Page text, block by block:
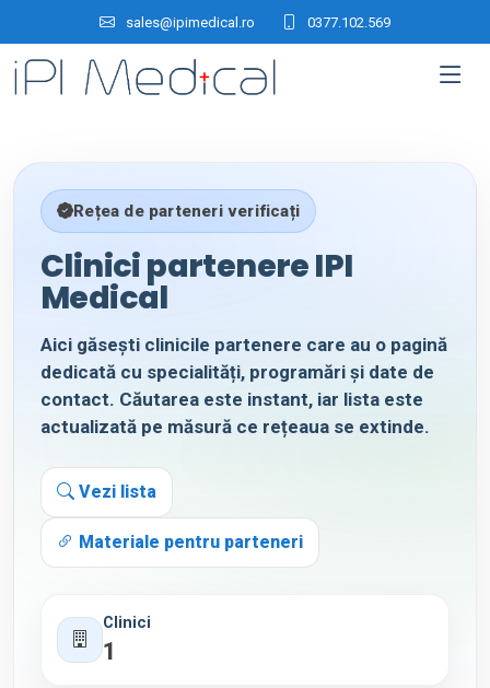
sales@ipimedical.ro 0377.102.569
Rețea de parteneri verificați
Clinici partenere IPI
Medical
Aici găsești clinicile partenere care au o pagină
dedicată cu specialități, programări și date de
contact. Căutarea este instant, iar lista este
actualizată pe măsură ce rețeaua se extinde.
Vezi lista
Materiale pentru parteneri
Clinici
1